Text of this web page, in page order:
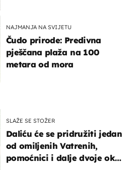
SLAŽE SE STOŽER
Daliću će se pridružiti jedan
od omiljenih Vatrenih,
pomoćnici i dalje dvoje oko
NAJMANJA NA SVIJETU
Čudo prirode: Predivna
pješčana plaža na 100
metara od mora